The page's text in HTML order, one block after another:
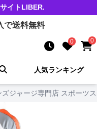
イトLIBER.
で送料無料
0 0
人気ランキング
ズジャージ専門店 スポーツ